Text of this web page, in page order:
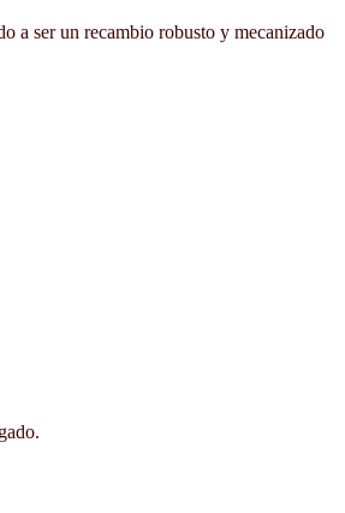
a ser un recambio robusto y mecanizado